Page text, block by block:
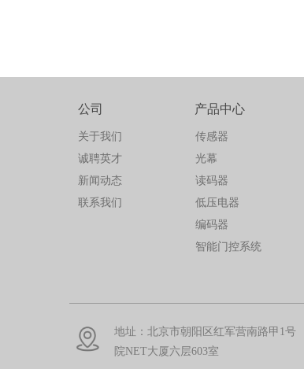
产品中心
传感器
光幕
读码器
低压电器
编码器
智能门控系统
关于我们
诚聘英才
新闻动态
联系我们
公司
地址：北京市朝阳区红军营南路甲1号
院NET大厦六层603室